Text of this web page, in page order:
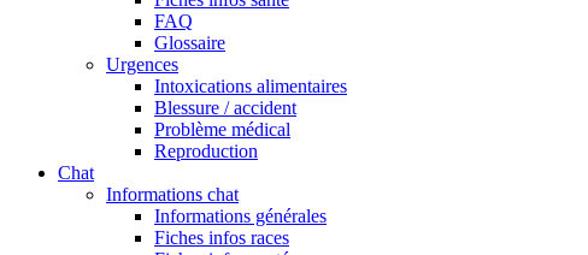
FAQ
Glossaire
Urgences
Intoxications alimentaires
Blessure / accident
Problème médical
Reproduction
Chat
Informations chat
Informations générales
Fiches infos races